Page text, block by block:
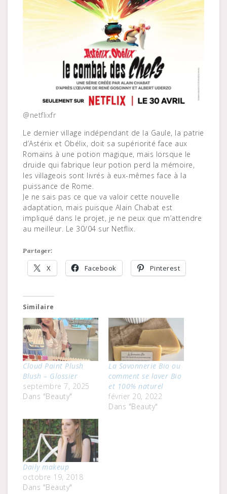
@netflixfr
Le dernier village indépendant de la Gaule, la patrie
d’Astérix et Obélix, doit sa supériorité face aux
Romains à une potion magique, mais lorsque le
druide qui fabrique leur potion perd la mémoire,
les villageois sont livrés à eux-mêmes face à la
puissance de Rome.
Je ne sais pas ce que va valoir cette nouvelle
adaptation, mais puisque Alain Chabat est
impliqué dans le projet, je ne peux que m’attendre
au meilleur. Le 30/04 sur Netflix.
Partager:
X Facebook Pinterest
Similaire
Cloud Paint Plush
Blush – Glossier
septembre 7, 2025
Dans "Beauty"
La Savonnerie Bio ou
comment se laver Bio
et 100% naturel
février 20, 2022
Dans "Beauty"
Daily makeup
octobre 19, 2018
Dans "Beauty"